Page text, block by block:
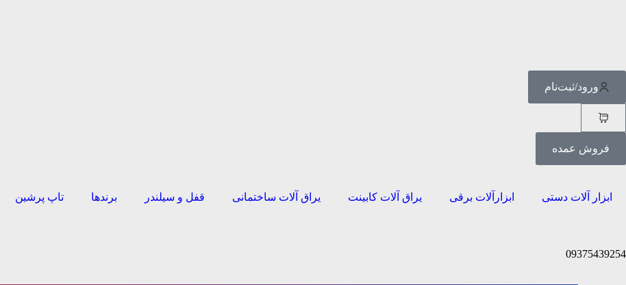
ورود/ثبت‌نام
فروش عمده
ابزار آلات دستی ابزارآلات برقی یراق آلات کابینت یراق آلات ساختمانی قفل و سیلندر برندها تاپ پرشین
09375439254